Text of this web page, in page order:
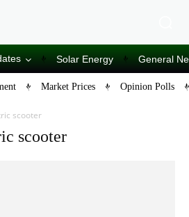
Solar Energy General
Market Prices Opinion Polls
scooter
scooter